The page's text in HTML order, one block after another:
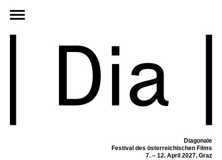
Diagonale
Festival des österreichischen Films
7. – 12. April 2027, Graz